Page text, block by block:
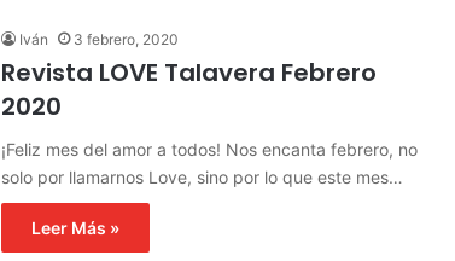
Iván 3 febrero, 2020
Revista LOVE Talavera Febrero
2020
¡Feliz mes del amor a todos! Nos encanta febrero, no
solo por llamarnos Love, sino por lo que este mes…
Leer Más »